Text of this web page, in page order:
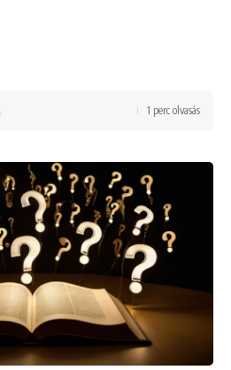
1 perc olvasás